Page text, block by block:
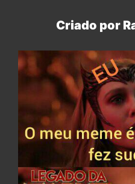
Criado por